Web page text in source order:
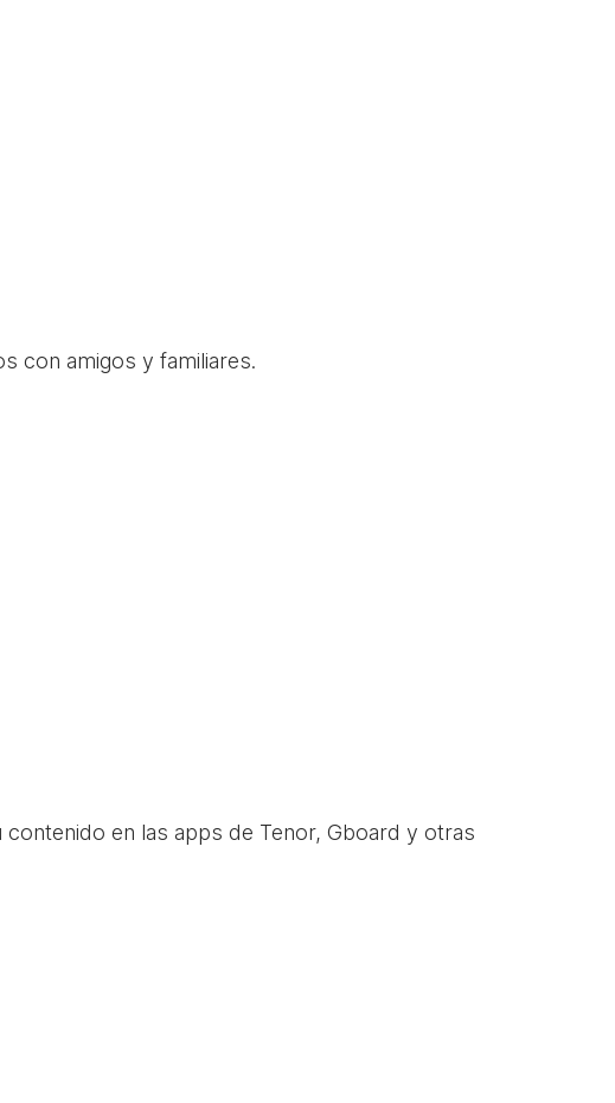
con amigos y familiares.
en las apps de Tenor, Gboard y otras